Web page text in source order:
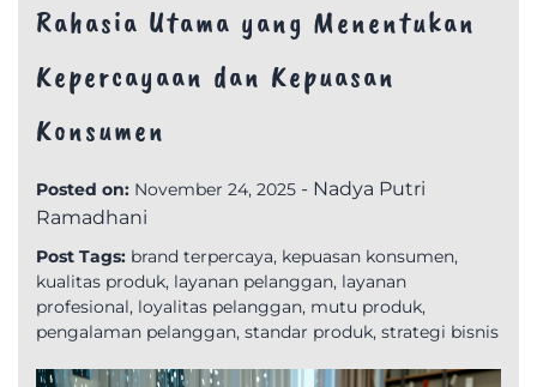
Rahasia Utama yang Menentukan
Kepercayaan dan Kepuasan
Konsumen
Posted on: November 24, 2025 - Nadya Putri
Ramadhani
Post Tags: brand terpercaya, kepuasan konsumen,
kualitas produk, layanan pelanggan, layanan
profesional, loyalitas pelanggan, mutu produk,
pengalaman pelanggan, standar produk, strategi bisnis